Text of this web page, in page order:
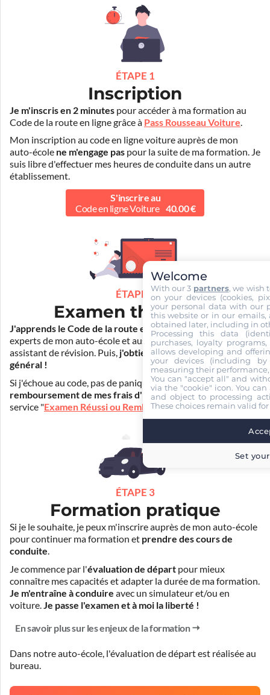
ÉTAPE 1
Inscription
Je m'inscris en 2 minutes pour accéder à ma formation au
Code de la route en ligne grâce à Pass Rousseau Voiture.
Mon inscription au code en ligne voiture auprès de mon
auto-école ne m'engage pas pour la suite de ma formation. Je
suis libre d'effectuer mes heures de conduite dans un autre
établissement.
S'inscrire au
Code en ligne Voiture 40.00 €
ÉTAPE 2
Examen théorique
J'apprends le Code de la route en ligne. Je suis aidé par les
experts de mon auto-école et aussi par Mister Codes, mon
assistant de révision. Puis, j'obtiens l'examen théorique
général !
Si j'échoue au code, pas de panique ! Je peux bénéficier du
remboursement de mes frais d'inscription(30€) grâce au
service "Examen Réussi ou Remboursé".
ÉTAPE 3
Formation pratique
Si je le souhaite, je peux m'inscrire auprès de mon auto-école
pour continuer ma formation et prendre des cours de
conduite.
Je commence par l'évaluation de départ pour mieux
connaître mes capacités et adapter la durée de ma formation.
Je m'entraîne à conduire avec un simulateur et/ou en
voiture.Je passe l'examen et à moi la liberté !
En savoir plus sur les enjeux de la formation
Dans notre auto-école, l'évaluation de départ est réaliséeau
bureau.
Welcome
With our 3 partners, we wish
on your devices (cookies,
your personal data with our
this website or in our emails,
obtained later, including in
Processing this data
purchases, loyalty
allows developing and
your devices (including
measuring their
You can "accept all" and
via the "cookie" icon. You
and object to processing
These choices remain valid
Set